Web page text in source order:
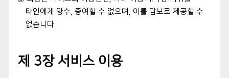
타인에게 양수, 증여할 수 없으며, 이를 담보로 제공할 수
없습니다.
제 3장 서비스 이용